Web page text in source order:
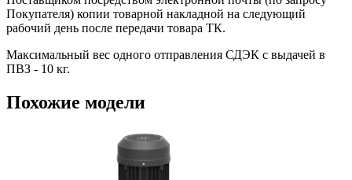
Покупателя) копии товарной накладной на следующий
рабочий день после передачи товара ТК.
Максимальный вес одного отправления СДЭК с выдачей в
ПВЗ - 10 кг.
Похожие модели